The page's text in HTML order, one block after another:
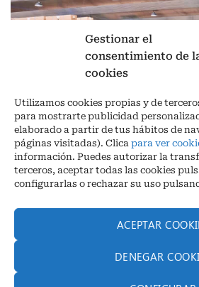
Gestionar el
consentimiento de
cookies
Utilizamos cookies propias y de
para mostrarte publicidad
elaborado a partir de tus hábitos de
páginas visitadas). Clica para ver
información. Puedes autorizar la
terceros, aceptar todas las cookies
configurarlas o rechazar su uso
ACEPTAR
DENEGAR
Ctra. A-3132, De Aguilar a A-318 por
España
COORDENADAS: Latitud: 37,40 – Longitud
30 68
info@infrico.com Infrico SL 2026©.